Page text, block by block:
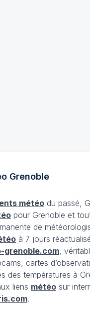
Grenoble
météo du passé,
pour Grenoble et
de
à 7 jours
grenoble.com ,
cartes
des températures à
liens météo sur
.